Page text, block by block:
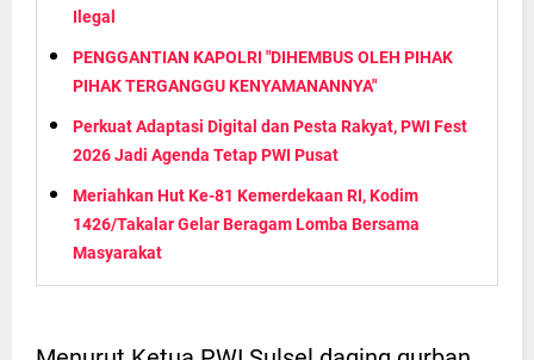
Ilegal
PENGGANTIAN KAPOLRI "DIHEMBUS OLEH PIHAK
PIHAK TERGANGGU KENYAMANANNYA"
Perkuat Adaptasi Digital dan Pesta Rakyat, PWI Fest
2026 Jadi Agenda Tetap PWI Pusat
Meriahkan Hut Ke-81 Kemerdekaan RI, Kodim
1426/Takalar Gelar Beragam Lomba Bersama
Masyarakat